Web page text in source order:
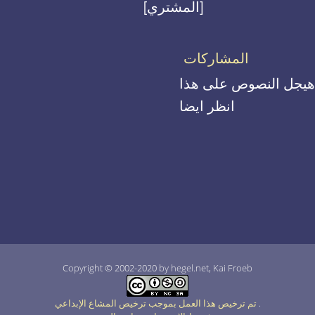
[المشتري]
المشاركات
هيجل النصوص على هذا
انظر ايضا
Copyright © 2002-2020 by hegel.net, Kai Froeb
.